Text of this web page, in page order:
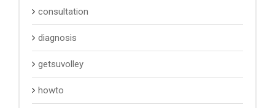
consultation
diagnosis
getsuvolley
howto